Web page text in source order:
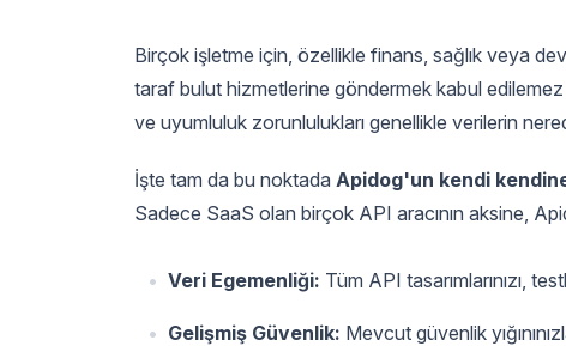
Birçok işletme için, özellikle finans, sağlık veya
taraf bulut hizmetlerine göndermek kabul
ve uyumluluk zorunlulukları genellikle verilerin
İşte tam da bu noktada Apidog'un kendi
Sadece SaaS olan birçok API aracının aksine,
Veri Egemenliği: Tüm API tasarımlarınızı,
Gelişmiş Güvenlik: Mevcut güvenlik